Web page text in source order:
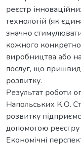
реєстр
технологій (як
значно
кожного
виробництва або
послуг, що
розвитку.
Результат роботи
Напольських К.О.
розвитку
допомогою реєстру
Економічні